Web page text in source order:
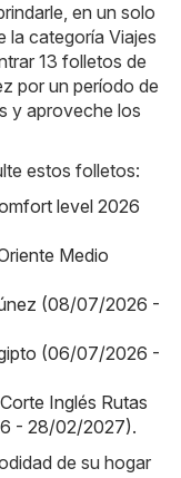
en un solo
la categoría Viajes
13 folletos de
por un período de
y aproveche los
estos folletos:
level 2026
Medio
(08/07/2026 -
(06/07/2026 -
Inglés Rutas
- 28/02/2027).
de su hogar